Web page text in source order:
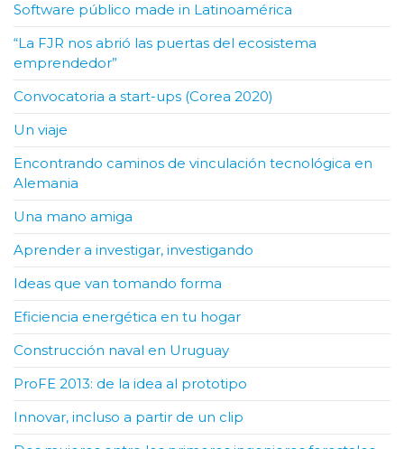
Software público made in Latinoamérica
“La FJR nos abrió las puertas del ecosistema
emprendedor”
Convocatoria a start-ups (Corea 2020)
Un viaje
Encontrando caminos de vinculación tecnológica en
Alemania
Una mano amiga
Aprender a investigar, investigando
Ideas que van tomando forma
Eficiencia energética en tu hogar
Construcción naval en Uruguay
ProFE 2013: de la idea al prototipo
Innovar, incluso a partir de un clip